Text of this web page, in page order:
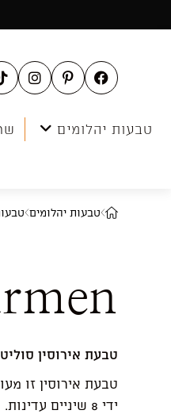
טבעות יהלומים
טבעות יהלומים
טבעת אירוסין
טבעת אירוסין זו
ידי 8 שיניים